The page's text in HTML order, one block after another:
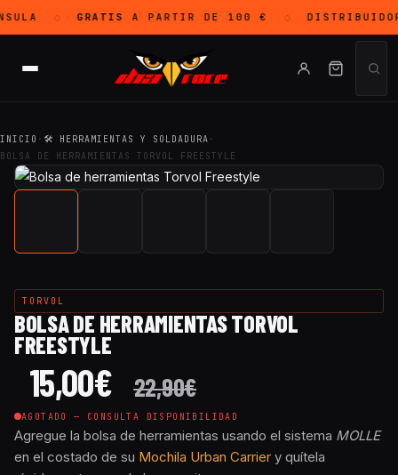
◇ GRATISA PARTIR DE 100 € ◇
INICIO · 🛠 HERRAMIENTAS Y SOLDADURA ·
BOLSA DE HERRAMIENTAS TORVOL FREESTYLE
TORVOL
BOLSA DE HERRAMIENTAS TORVOL
FREESTYLE
15,00€ 22,90€
AGOTADO — CONSULTA DISPONIBILIDAD
Agregue la bolsa de herramientas usando el sistema MOLLE
en el costado de su Mochila Urban Carrier y quítela